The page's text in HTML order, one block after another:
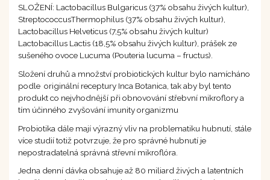
SLOŽENÍ: Lactobacillus Bulgaricus (37% obsahu živých kultur),
StreptococcusThermophilus (37% obsahu živých kultur),
Lactobacillus Helveticus (7,5% obsahu živých kultur)
Lactobacillus Lactis (18,5% obsahu živých kultur), prášek ze
sušeného ovoce Lucuma (Pouteria lucuma – fructus).
Složení druhů a množství probiotických kultur bylo namícháno
podle originální receptury Inca Botanica, tak aby byl tento
produkt co nejvhodnější při obnovování střebvní mikroflory a
tím účinného zvyšování imunity organizmu
Probiotika dále mají výrazný vliv na problematiku hubnutí, stále
více studií totiž potvrzuje, že pro správné hubnutí je
nepostradatelná správná střevní mikroflóra.
Jedna denní dávka obsahuje až 80 miliard živých a latentních